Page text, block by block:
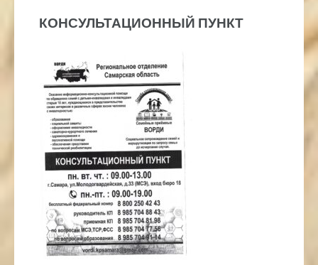
КОНСУЛЬТАЦИОННЫЙ ПУНКТ